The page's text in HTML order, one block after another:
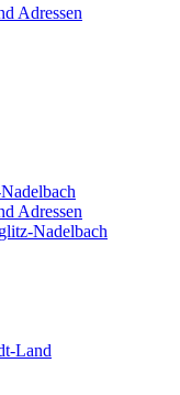
Adressen
Adressen
Nadelbach
Land